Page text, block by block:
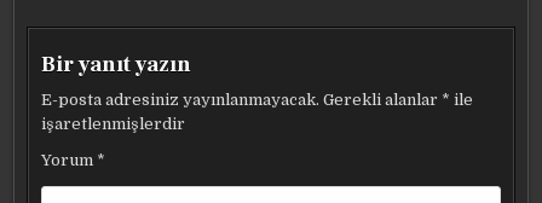
Bir yanıt yazın
E-posta adresiniz yayınlanmayacak. Gerekli alanlar * ile
işaretlenmişlerdir
Yorum *